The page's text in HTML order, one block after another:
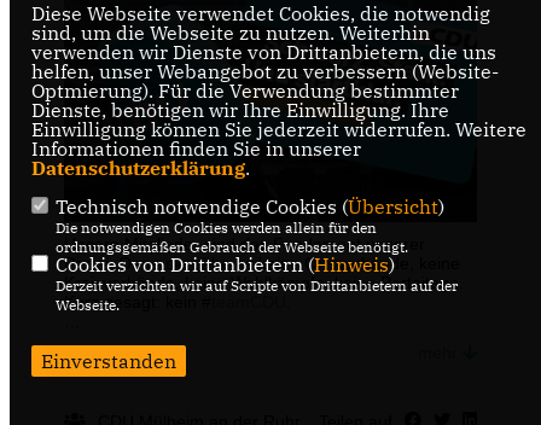
Unsere Mitglieder sind das Fundament unserer
Partei. Ohne sie gäbe es keine Ortsverbände, keine
Kreisverbände, keine Wahlkämpfe, keine Parteitage.
Kurz gesagt: kein #
Deutschland zu übernehmen?
Diese Webseite verwendet Cookies, die notwendig
sind, um die Webseite zu nutzen. Weiterhin
verwenden wir Dienste von Drittanbietern, die uns
helfen, unser Webangebot zu verbessern (Website-
Optmierung). Für die Verwendung bestimmter
Dienste, benötigen wir Ihre Einwilligung. Ihre
Einwilligung können Sie jederzeit widerrufen. Weitere
Informationen finden Sie in unserer
Datenschutzerklärung.
Technisch notwendige Cookies (Übersicht)
Die notwendigen Cookies werden allein für den
ordnungsgemäßen Gebrauch der Webseite benötigt.
Cookies von Drittanbietern (Hinweis)
Derzeit verzichten wir auf Scripte von Drittanbietern auf der
Webseite.
Einverstanden